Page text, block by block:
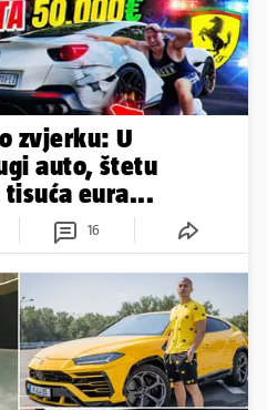
zvjerku: U
auto, štetu
eura...
16